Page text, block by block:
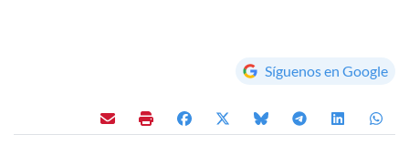
Síguenos en Google